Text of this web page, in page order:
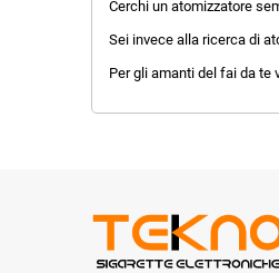
Cerchi un atomizzatore
Sei invece alla ricerca di
Per gli amanti del fai da te